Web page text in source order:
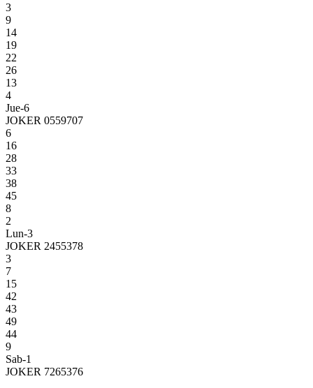
3
9
14
19
22
26
13
4
Jue-6
JOKER 0559707
6
16
28
33
38
45
8
2
Lun-3
JOKER 2455378
3
7
15
42
43
49
44
9
Sab-1
JOKER 7265376